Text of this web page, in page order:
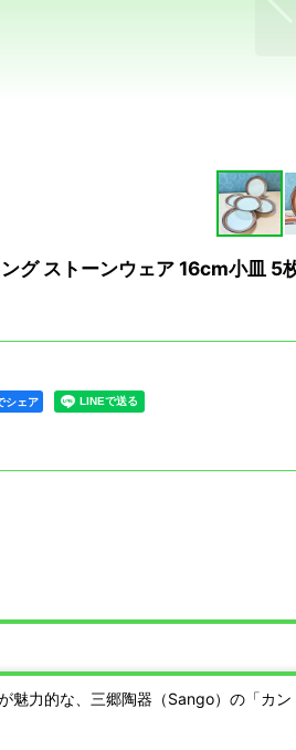
グ ストーンウェア 16cm小皿 5
シェア
魅力的な、三郷陶器（Sango）の「カ